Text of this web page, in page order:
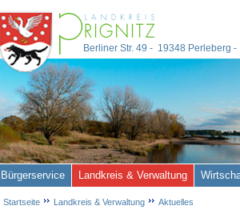
Berliner Str. 49 - 19348 Perleberg
Bürgerservice Landkreis & Verwaltung
Startseite Landkreis & Verwaltung Aktuelles